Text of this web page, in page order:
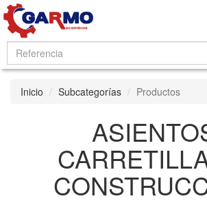
Inicio Subcategorías Productos